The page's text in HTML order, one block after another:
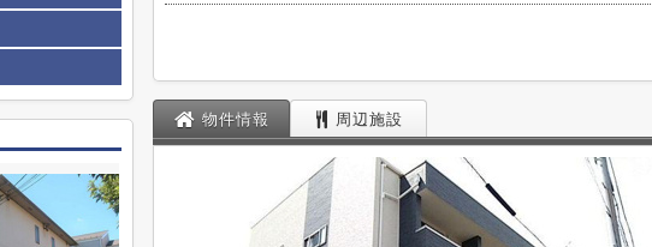
物件情報 周辺施設